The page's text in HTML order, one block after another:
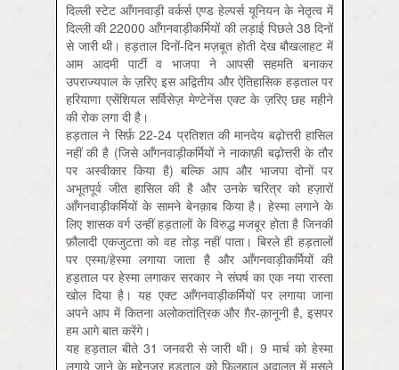
दिल्ली स्टेट आँगनवाड़ी वर्कर्स एण्ड हेल्पर्स यूनियन के नेतृत्व में
दिल्ली की 22000 आँगनवाड़ीकर्मियों की लड़ाई पिछले 38 दिनों
से जारी थी। हड़ताल दिनों-दिन मज़बूत होती देख बौखलाहट में
आम आदमी पार्टी व भाजपा ने आपसी सहमति बनाकर
उपराज्यपाल के ज़रिए इस अद्वितीय और ऐतिहासिक हड़ताल पर
हरियाणा एसेंशियल सर्विसेज़ मेण्टेनेंस एक्ट के ज़रिए छह महीने
की रोक लगा दी है।
हड़ताल ने सिर्फ़ 22-24 प्रतिशत की मानदेय बढ़ोत्तरी हासिल
नहीं की है (जिसे आँगनवाड़ीकर्मियों ने नाकाफ़ी बढ़ोत्तरी के तौर
पर अस्वीकार किया है) बल्कि आप और भाजपा दोनों पर
अभूतपूर्व जीत हासिल की है और उनके चरित्र को हज़ारों
आँगनवाड़ीकर्मियों के सामने बेनक़ाब किया है। हेस्मा लगाने के
लिए शासक वर्ग उन्हीं हड़तालों के विरुद्ध मजबूर होता है जिनकी
फ़ौलादी एकजुटता को वह तोड़ नहीं पाता। बिरले ही हड़तालों
पर एस्मा/हेस्मा लगाया जाता है और आँगनवाड़ीकर्मियों की
हड़ताल पर हेस्मा लगाकर सरकार ने संघर्ष का एक नया रास्ता
खोल दिया है। यह एक्ट आँगनवाड़ीकर्मियों पर लगाया जाना
अपने आप में कितना अलोकतांत्रिक और ग़ैर-क़ानूनी है, इसपर
हम आगे बात करेंगे।
यह हड़ताल बीते 31 जनवरी से जारी थी। 9 मार्च को हेस्मा
लगाये जाने के मद्देनज़र हड़ताल को फ़िलहाल अदालत में मसले